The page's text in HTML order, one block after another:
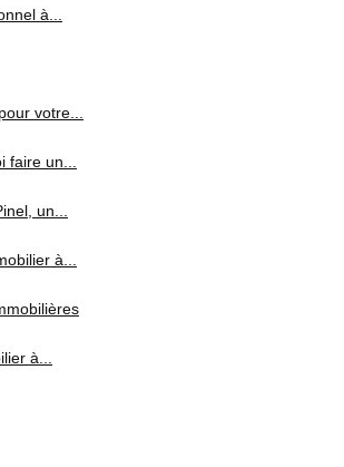
à...
votre...
faire un...
un...
à...
à...